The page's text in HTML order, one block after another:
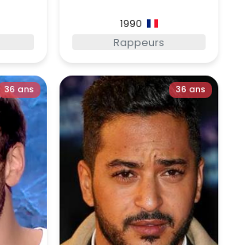
1990
Rappeurs
36 ans 36 ans